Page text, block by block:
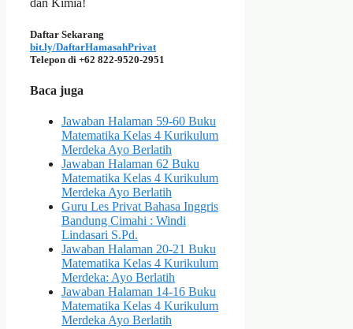
dan Kimia!
Daftar Sekarang
bit.ly/DaftarHamasahPrivat
Telepon di +62 822-9520-2951
Baca juga
Jawaban Halaman 59-60 Buku
Matematika Kelas 4 Kurikulum
Merdeka Ayo Berlatih
Jawaban Halaman 62 Buku
Matematika Kelas 4 Kurikulum
Merdeka Ayo Berlatih
Guru Les Privat Bahasa Inggris
Bandung Cimahi : Windi
Lindasari S.Pd.
Jawaban Halaman 20-21 Buku
Matematika Kelas 4 Kurikulum
Merdeka: Ayo Berlatih
Jawaban Halaman 14-16 Buku
Matematika Kelas 4 Kurikulum
Merdeka Ayo Berlatih